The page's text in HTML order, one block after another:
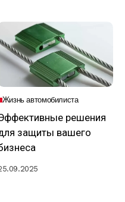
Жизнь автомобилиста
решения
защиты вашего